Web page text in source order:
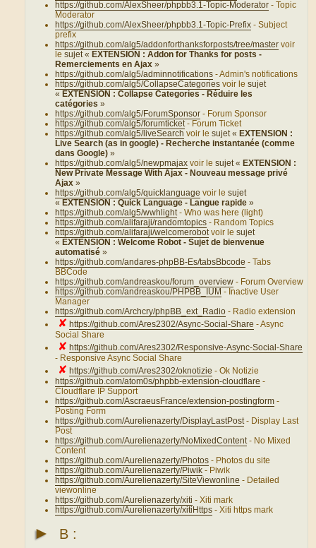
https://github.com/AlexSheer/phpbb3.1-Topic-Moderator - Topic
Moderator
https://github.com/AlexSheer/phpbb3.1-Topic-Prefix - Subject
prefix
https://github.com/alg5/addonforthanksforposts/tree/master voir
lesujet « EXTENSION : Addon for Thanks for posts -
Remerciements en Ajax»
https://github.com/alg5/adminnotifications - Admin's notifications
https://github.com/alg5/CollapseCategories voir lesujet
« EXTENSION : Collapse Categories - Réduire les
catégories»
https://github.com/alg5/ForumSponsor - Forum Sponsor
https://github.com/alg5/forumticket - Forum Ticket
https://github.com/alg5/liveSearch voir lesujet « EXTENSION :
Live Search (as in google) - Recherche instantanée (comme
dans Google)»
https://github.com/alg5/newpmajax voir lesujet « EXTENSION :
New Private Message With Ajax - Nouveau message privé
Ajax»
https://github.com/alg5/quicklanguage voir lesujet
« EXTENSION : Quick Language - Langue rapide»
https://github.com/alg5/wwhlight - Who was here (light)
https://github.com/alifaraji/randomtopics - Random Topics
https://github.com/alifaraji/welcomerobot voir lesujet
« EXTENSION : Welcome Robot - Sujet de bienvenue
automatisé»
https://github.com/andares-phpBB-Es/tabsBbcode - Tabs
BBCode
https://github.com/andreaskou/forum_overview - Forum Overview
https://github.com/andreaskou/PHPBB_IUM - Inactive User
Manager
https://github.com/Archcry/phpBB_ext_Radio - Radio extension
✘ https://github.com/Ares2302/Async-Social-Share - Async
Social Share
✘ https://github.com/Ares2302/Responsive-Async-Social-Share
- Responsive Async Social Share
✘ https://github.com/Ares2302/oknotizie - Ok Notizie
https://github.com/atom0s/phpbb-extension-cloudflare -
Cloudflare IP Support
https://github.com/AscraeusFrance/extension-postingform -
Posting Form
https://github.com/Aurelienazerty/DisplayLastPost - Display Last
Post
https://github.com/Aurelienazerty/NoMixedContent - No Mixed
Content
https://github.com/Aurelienazerty/Photos - Photos du site
https://github.com/Aurelienazerty/Piwik - Piwik
https://github.com/Aurelienazerty/SiteViewonline - Detailed
viewonline
https://github.com/Aurelienazerty/xiti - Xiti mark
https://github.com/Aurelienazerty/xitiHttps - Xiti https mark
► B :